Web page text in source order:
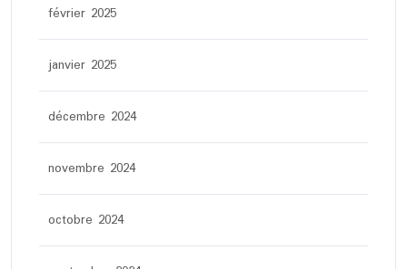
février 2025
janvier 2025
décembre 2024
novembre 2024
octobre 2024